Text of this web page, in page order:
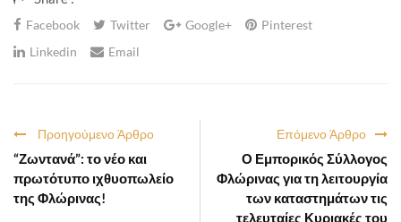
Facebook Twitter Google+
Pinterest
Linkedin
Email
Επόμενο Άρθρο
Ο Εμπορικός Σύλλογος
Φλώρινας για τη λειτουργία
των καταστημάτων τις
τελευταίες Κυριακές του
Προηγούμενο Άρθρο
“Ζωντανά”: το νέο και
πρωτότυπο ιχθυοπωλείο
της Φλώρινας!